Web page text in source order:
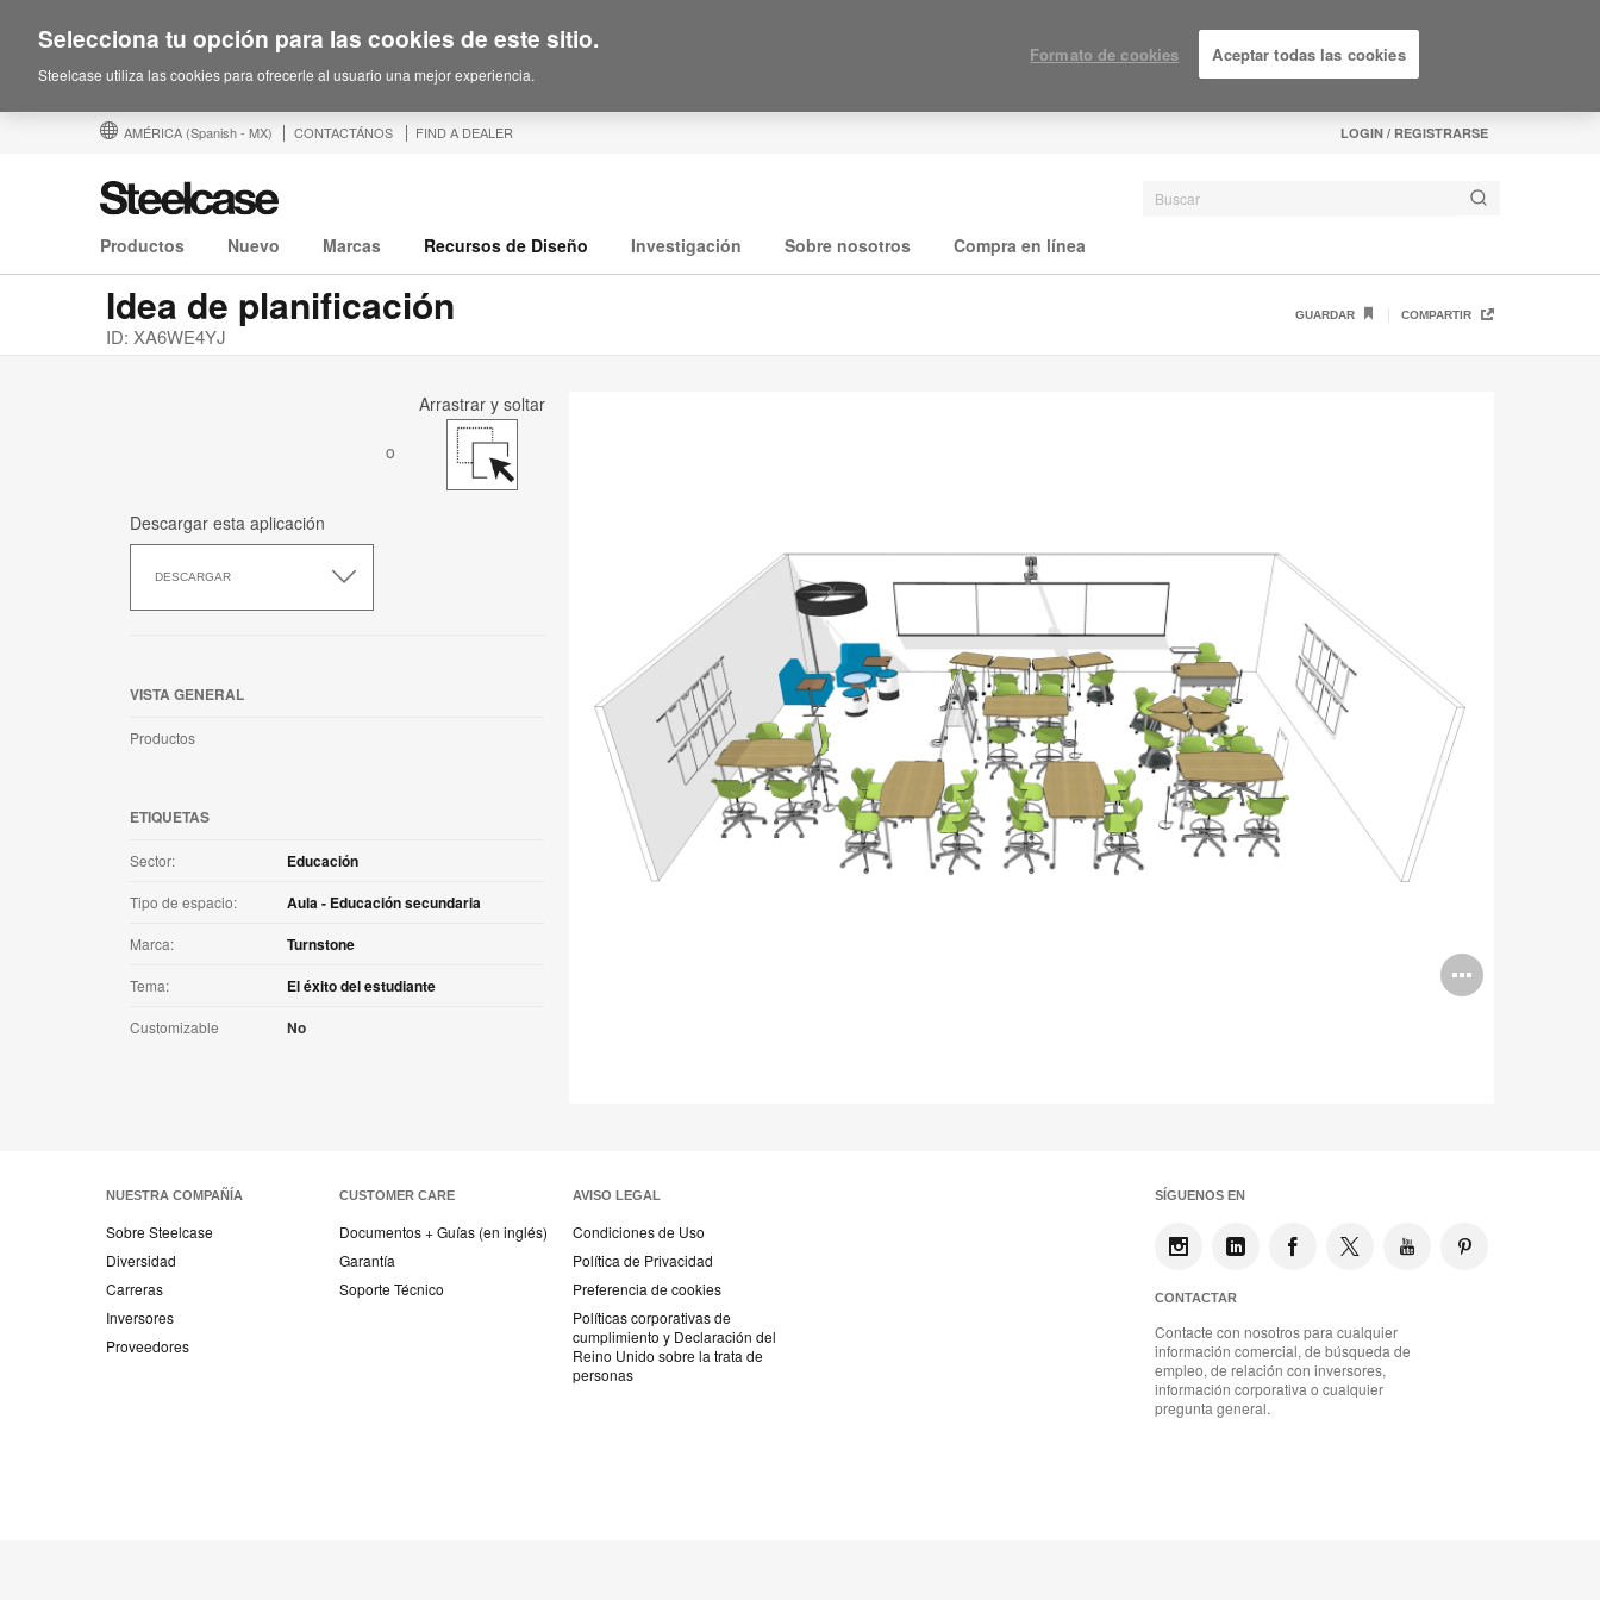
AMÉRICA (Spanish - MX) CONTACTÁNOS FIND A DEALER LOGIN / REGISTRARSE
Productos Nuevo Marcas Recursos de Diseño Investigación Sobre nosotros Compra en línea
Idea de planificación
ID: XA6WE4YJ
GUARDAR COMPARTIR
Open
Arrastrar y soltar
o
Descargar esta aplicación
DESCARGAR
esta
VISTA GENERAL
Productos
ETIQUETAS
Sector: Educación
Tipo de espacio: Aula - Educación secundaria
Marca: Turnstone
Tema: El éxito del estudiante
Customizable No
NUESTRA COMPAÑÍA
Sobre Steelcase
Diversidad
Carreras
Inversores
Proveedores
CUSTOMER CARE
Documentos + Guías (en inglés)
Garantía
Soporte Técnico
AVISO LEGAL
Condiciones de Uso
Política de Privacidad
Preferencia de cookies
Políticas corporativas de
cumplimiento y Declaración del
Reino Unido sobre la trata de
personas
SÍGUENOS EN
CONTACTAR
Contacte con nosotros para cualquier
información comercial, de búsqueda de
empleo, de relación con inversores,
información corporativa o cualquier
pregunta general.
Selecciona tu opción para las cookies de este sitio.
Steelcase utiliza las cookies para ofrecerle al usuario una mejor experiencia.
Formato de cookies Aceptar todas las cookies